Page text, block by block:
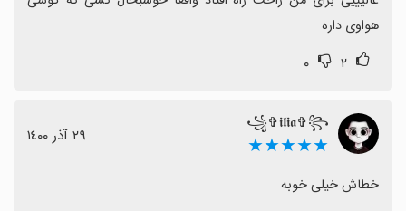
هواوی داره
۲ ۰
꧁✞︎𝖎𝖑𝖎𝖆✞︎꧂
★★★★★ ٢٩ آذر ١٤٠٠
خطاش خیلی خوبه